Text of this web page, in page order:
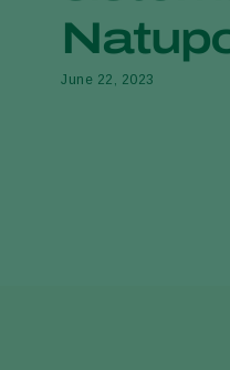
June 22, 2023